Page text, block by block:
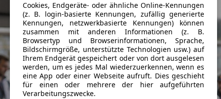
Cookies, Endgeräte- oder ähnliche Online-Kennungen
(z. B. login-basierte Kennungen, zufällig generierte
Kennungen, netzwerkbasierte Kennungen) können
zusammen mit anderen Informationen (z. B.
Browsertyp und Browserinformationen, Sprache,
Bildschirmgröße, unterstützte Technologien usw.) auf
Ihrem Endgerät gespeichert oder von dort ausgelesen
werden, um es jedes Mal wiederzuerkennen, wenn es
eine App oder einer Webseite aufruft. Dies geschieht
für einen oder mehrere der hier aufgeführten
Verarbeitungszwecke.